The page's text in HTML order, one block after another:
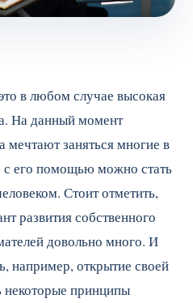
в любом случае высокая
На данный момент
мечтают заняться многие в
его помощью можно стать
Стоит отметить,
развития собственного
довольно много. И
например, открытие своей
некоторые принципы